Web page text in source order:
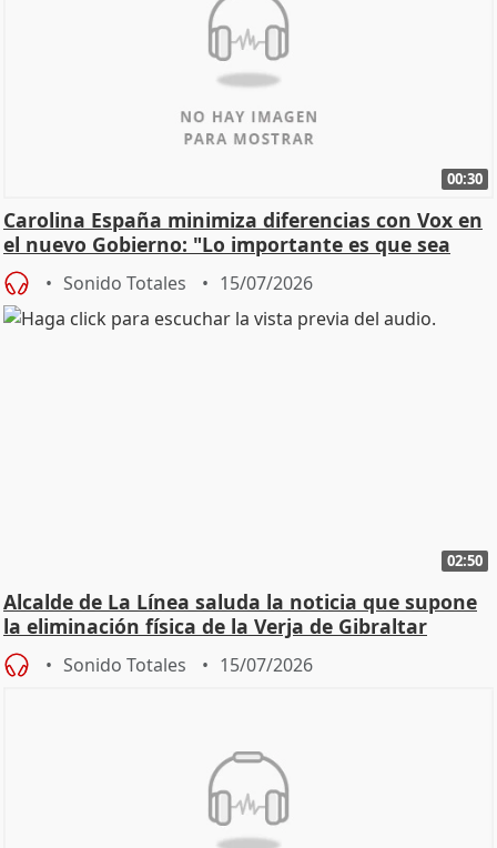
00:30
Carolina España minimiza diferencias con Vox en
el nuevo Gobierno: "Lo importante es que sea
una leg
Sonido Totales 15/07/2026
02:50
Alcalde de La Línea saluda la noticia que supone
la eliminación física de la Verja de Gibraltar
Sonido Totales 15/07/2026